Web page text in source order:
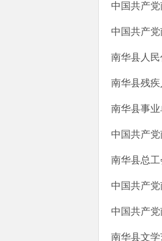
中国共产
中国共产
南华县人
南华县残
南华县事
中国共产
南华县总
中国共产
中国共产
南华县文